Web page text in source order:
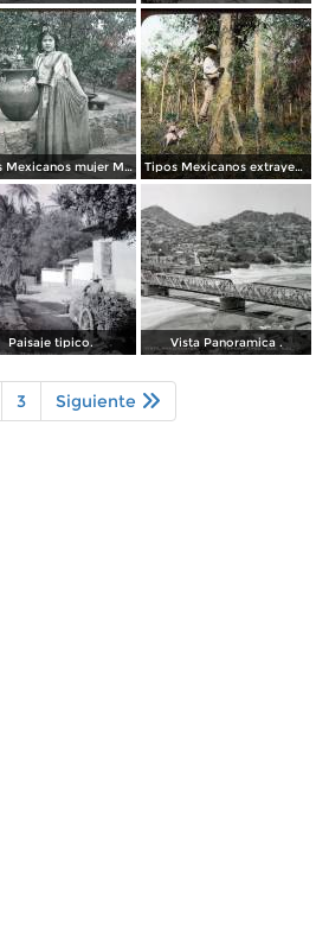
Tipos Mexicanos mujer Mexicana en traje tipico. Tipos Mexicanos extrayendo caucho.
Paisaje tipico. Vista Panoramica .
3 Siguiente